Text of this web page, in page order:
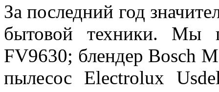
За последний год
бытовой техники. Мы
FV9630; блендер Bosch
пылесос Electrolux